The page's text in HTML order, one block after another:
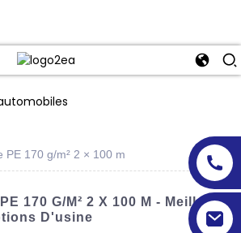
PE 170 g/m² 2 × 100 m
170 G/m² 2 X 100 M - Meilleurs
D'usine